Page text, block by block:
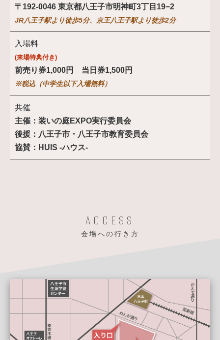
〒192-0046 東京都八王子市明神町3丁目19−2
JR八王子駅より徒歩5分、京王八王子駅より徒歩2分
入場料
(来場特典付き)
前売り券1,000円 当日券1,500円
※税込（中学生以下入場無料）
共催
主催：装いの庭EXPO実行委員会
後援：八王子市・八王子市教育委員会
協賛：HUIS -ハウス-
ACCESS
会場への行き方